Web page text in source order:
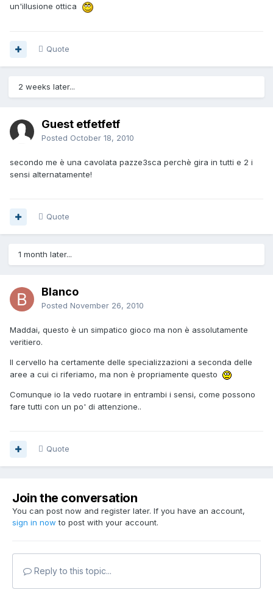
un'illusione ottica
Quote
2 weeks later...
Guest etfetfetf
Posted October 18, 2010
secondo me è una cavolata pazze3sca perchè gira in tutti e 2 i
sensi alternatamente!
Quote
1 month later...
Blanco
Posted November 26, 2010
Maddai, questo è un simpatico gioco ma non è assolutamente
veritiero.
Il cervello ha certamente delle specializzazioni a seconda delle
aree a cui ci riferiamo, ma non è propriamente questo
Comunque io la vedo ruotare in entrambi i sensi, come possono
fare tutti con un po' di attenzione..
Quote
Join the conversation
You can post now and register later. If you have an account,
sign in now to post with your account.
Reply to this topic...